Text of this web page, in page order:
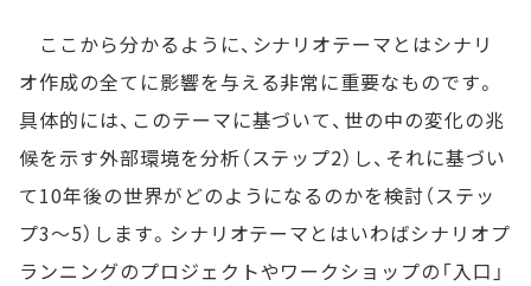
ここから分かるように、シナリオテーマとはシナリ
オ作成の全てに影響を与える非常に重要なものです。
具体的には、このテーマに基づいて、世の中の変化の兆
候を示す外部環境を分析（ステップ2）し、それに基づい
て10年後の世界がどのようになるのかを検討（ステッ
プ3～5）します。シナリオテーマとはいわばシナリオプ
ランニングのプロジェクトやワークショップの「入口」